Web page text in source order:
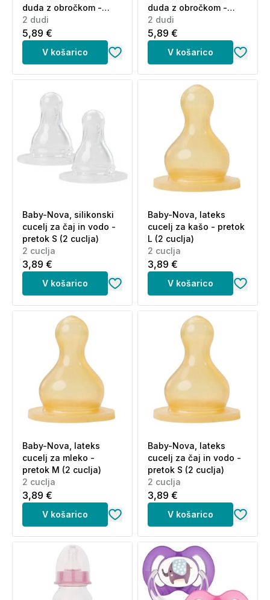
duda z obročkom -
velikost 6-18 m -
različni motivi (2 dudi)
2 dudi
5,89 €
V košarico
duda z obročkom -
velikost 0-6 m - različni
motivi (2 dudi)
2 dudi
5,89 €
V košarico
Baby-Nova, silikonski
cucelj za čaj in vodo -
pretok S (2 cuclja)
2 cuclja
3,89 €
V košarico
Baby-Nova, lateks
cucelj za kašo - pretok
L (2 cuclja)
2 cuclja
3,89 €
V košarico
Baby-Nova, lateks
cucelj za mleko -
pretok M (2 cuclja)
2 cuclja
3,89 €
V košarico
Baby-Nova, lateks
cucelj za čaj in vodo -
pretok S (2 cuclja)
2 cuclja
3,89 €
V košarico